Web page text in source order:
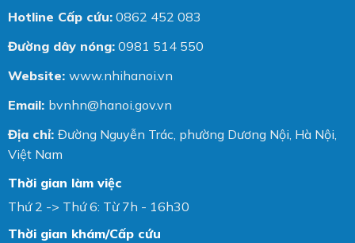
Hotline Cấp cứu: 0862 452 083
Đường dây nóng: 0981 514 550
Website: www.nhihanoi.vn
Email: bvnhn@hanoi.gov.vn
Địa chỉ: Đường Nguyễn Trác, phường Dương Nội, Hà Nội,
Việt Nam
Thời gian làm việc
Thứ 2 -> Thứ 6: Từ 7h - 16h30
Thời gian khám/Cấp cứu